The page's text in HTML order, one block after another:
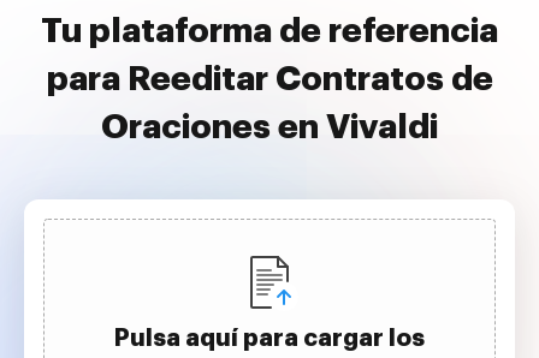
Tu plataforma de referencia
para Reeditar Contratos de
Oraciones en Vivaldi
Pulsa aquí para cargar los